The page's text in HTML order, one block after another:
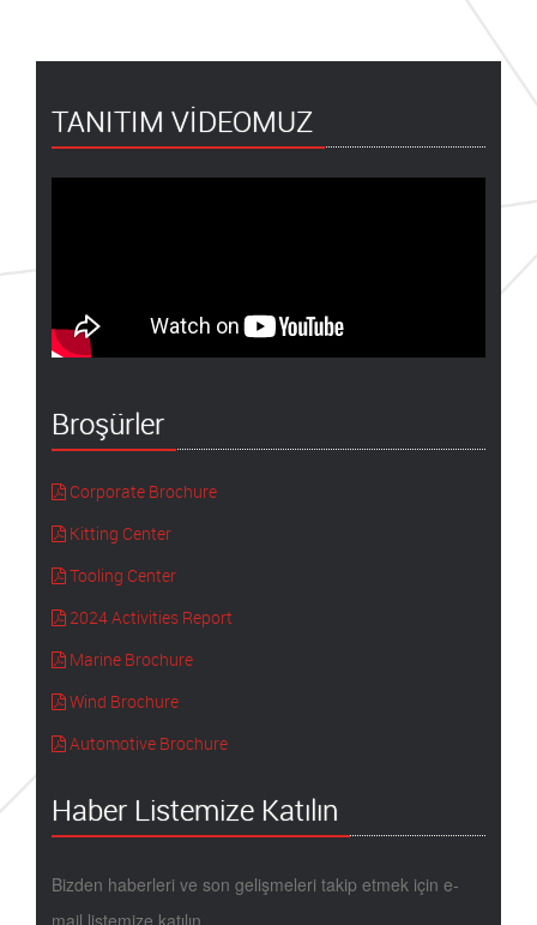
TANITIM VİDEOMUZ
Broşürler
Corporate Brochure
Kitting Center
Tooling Center
2024 Activities Report
Marine Brochure
Wind Brochure
Automotive Brochure
Haber Listemize Katılın
Bizden haberleri ve son gelişmeleri takip etmek için e-